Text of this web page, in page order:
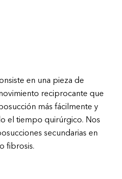
en una pieza de
reciprocante que
más fácilmente y
el tiempo quirúrgico. Nos
secundarias en
fibrosis.